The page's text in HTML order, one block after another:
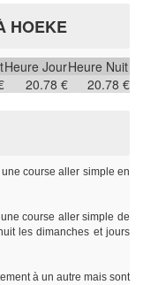
HOEKE
Heure JourHeure Nuit
20.78 € 20.78 €
course aller simple en
course aller simple de
les dimanches et jours
à un autre mais sont